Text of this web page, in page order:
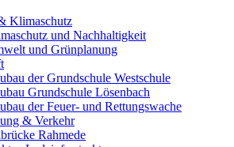
Klimaschutz
und Nachhaltigkeit
und Grünplanung
der Grundschule Westschule
Grundschule Lösenbach
der Feuer- und Rettungswache
& Verkehr
Rahmede